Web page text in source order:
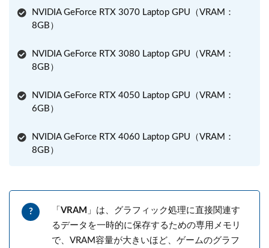
NVIDIA GeForce RTX 3070 Laptop GPU（VRAM：
8GB）
NVIDIA GeForce RTX 3080 Laptop GPU（VRAM：
8GB）
NVIDIA GeForce RTX 4050 Laptop GPU（VRAM：
6GB）
NVIDIA GeForce RTX 4060 Laptop GPU（VRAM：
8GB）
「 VRAM 」は、グラフィック処理に直接関連す
るデータを一時的に保存するための専用メモリ
で、VRAM容量が大きいほど、ゲームのグラフ